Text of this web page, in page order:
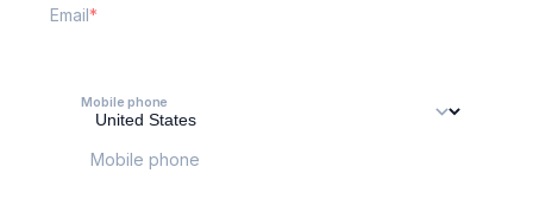
Email
Mobile phone
Mobile phone